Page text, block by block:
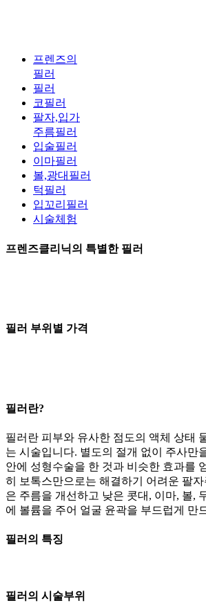
프렌즈의
필러
필러
코필러
팔자,입가
주름필러
입술필러
이마필러
볼,광대필러
턱필러
입꼬리필러
시술체험
프렌즈클리닉의 특별한 필러
필러 부위별 가격
필러 란?
필러란 피부와 유사한 점도의 액체 상태
는 시술입니다. 별도의 절개 없이 주사만
안에 성형수술을 한 것과 비슷한 효과를
히 보톡스만으로는 해결하기 어려운 팔
은 주름을 개선하고 낮은 콧대, 이마, 볼,
에 볼륨을 주어 얼굴 윤곽을 부드럽게 만
필러의 특징
필러의 시술부위